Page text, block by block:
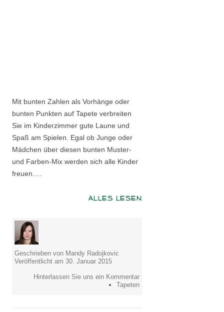
Mit bunten Zahlen als Vorhänge oder
bunten Punkten auf Tapete verbreiten
Sie im Kinderzimmer gute Laune und
Spaß am Spielen. Egal ob Junge oder
Mädchen über diesen bunten Muster-
und Farben-Mix werden sich alle Kinder
freuen….
ALLES LESEN
Geschrieben von Mandy Radojkovic
Veröffentlicht am 30. Januar 2015
Hinterlassen Sie uns ein Kommentar
Tapeten